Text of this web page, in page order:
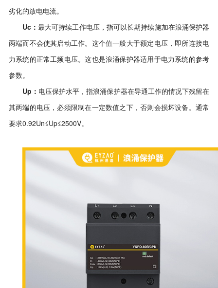
劣化的放电电流。
Uc：最大可持续工作电压，指可以长期持续施加在浪涌保护器
两端而不会使其启动工作。 这个值一般大于额定电压，即所连接电
力系统的正常工频电压。这也是浪涌保护器适用于电力系统的参考
参数。
Up： 电压保护水平，指浪涌保护器在导通工作的情况下残留在
其两端的电压，必须限制在一定数值之下，否则会损坏设备。 通常
要求0.92Un≤Up≤2500V。